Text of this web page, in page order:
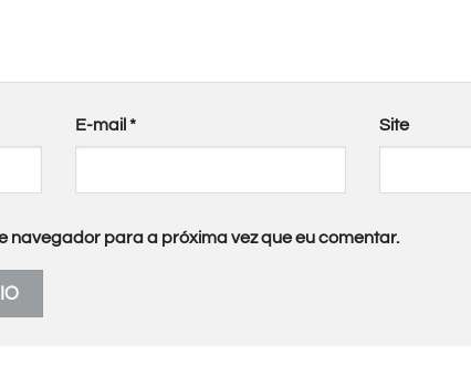
E-mail* Site
navegador para a próxima vez que eu comentar.